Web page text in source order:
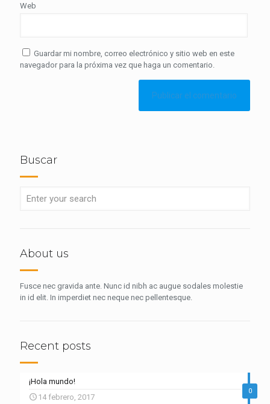
Web
Guardar mi nombre, correo electrónico y sitio web en este
navegador para la próxima vez que haga un comentario.
Buscar
About us
Fusce nec gravida ante. Nunc id nibh ac augue sodales molestie
in id elit. In imperdiet nec neque nec pellentesque.
Recent posts
0
¡Hola mundo!
14 febrero, 2017